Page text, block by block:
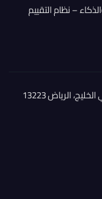
– نظام التقييم
الرياض 13223